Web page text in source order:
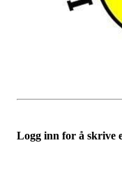
Logg inn for å skrive